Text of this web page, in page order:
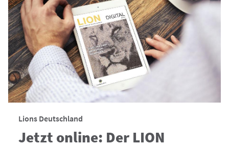
Lions Deutschland
Jetzt online: Der LION